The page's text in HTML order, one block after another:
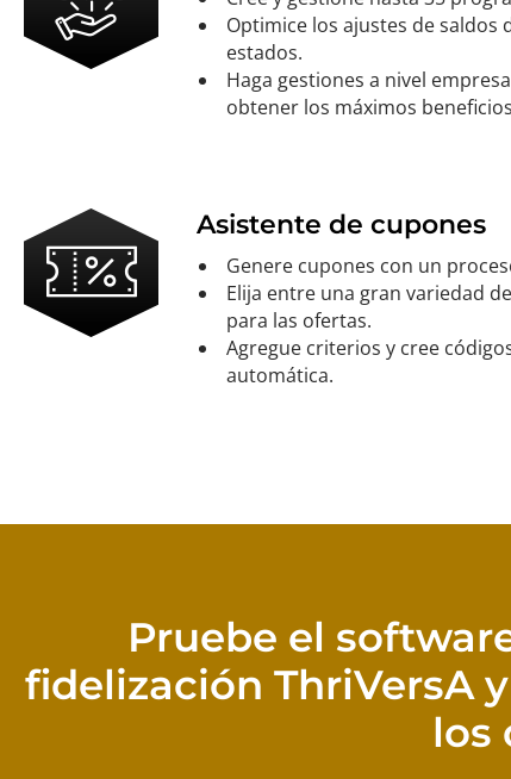
Optimice los ajustes de saldos
estados.
Haga gestiones a nivel
obtener los máximos
Asistente de cupones
Genere cupones con un
Elija entre una gran variedad
para las ofertas.
Agregue criterios y cree
automática.
Pruebe el
fidelización ThriVersA
los